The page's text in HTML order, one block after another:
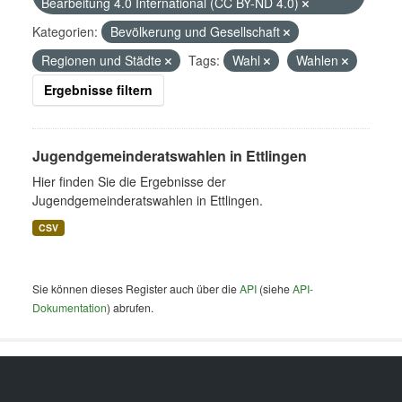
Kategorien:
Bevölkerung und Gesellschaft
Regionen und Städte
Tags: Wahl
Wahlen
Ergebnisse filtern
Jugendgemeinderatswahlen in Ettlingen
Hier finden Sie die Ergebnisse der
Jugendgemeinderatswahlen in Ettlingen.
CSV
Sie können dieses Register auch über dieAPI (sieheAPI-
Dokumentation) abrufen.